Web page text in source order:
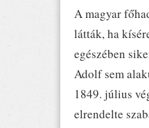
A magyar
látták, ha
egészében
Adolf sem
1849. július
elrendelte